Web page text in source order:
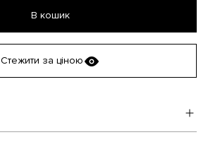
В кошик
Стежити за ціною